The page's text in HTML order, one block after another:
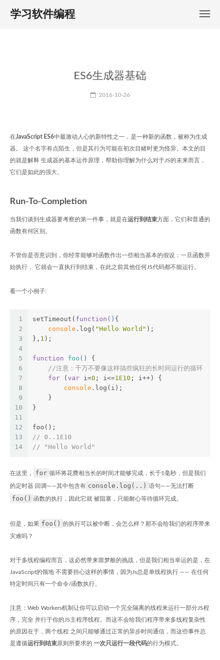
学习软件编程
ES6生成器基础
2016-10-26
在JavaScript ES6中最激动人心的新特性之一，是一种新的函数，被称为生成
器。 这个名字有点陌生，但是其行为可能在初次目睹时更为怪异。本文的目
的就是解释 生成器的基本运作原理，帮助你理解为什么对于JS的未来而言，
它们是如此的强大。
Run-To-Completion
当我们谈到生成器要考察的第一件事，就是在运行到结束方面，它们和普通的
函数有何区别。
不管你是否意识到，你经常能够对函数作出一些相当基本的假设：一旦函数开
始执行， 它就会一直执行到结束，在此之前其他任何JS代码都不能运行。
看一个小例子:
1
2
3
4
5
6
7
8
9
10
11
12
13
14
setTimeout( function ( ) {
console .log( "Hello World" );
}, 1 );
function foo ( ) {
//注意：千万不要像这样搞些疯狂的长时间运行的循环
for ( var i=0 ; i<=1E10 ; i++) {
console .log(i);
    }
}
foo();
// 0..1E10
// "Hello World"
在这里， for 循环将花费相当长的时间才能够完成，长于1毫秒，但是我们
的定时器 回调——其中包含有 console.log(..) 语句——无法打断
foo() 函数的执行，因此它就 被阻塞，只能耐心等待循环完成。
但是，如果 foo() 的执行可以被中断，会怎么样？那不会给我们的程序带来
灾难吗？
对于多线程编程而言，这必然带来噩梦般的挑战，但是我们相当幸运的是，在
JavaScript的领地 不需要担心这样的事情，因为Js总是单线程执行 —— 在任何
特定时间只有一个命令/函数执行。
注意：Web Workers机制让你可以启动一个完全隔离的线程来运行一部分JS程
序，完全 并行于你的JS主程序线程。而这不会给我们程序带来多线程复杂性
的原因在于，两个线程 之间只能够通过正常的异步时间通信，而这些事件总
是遵循运行到结束 原则所要求的 一次只运行一段代码的行为模式。